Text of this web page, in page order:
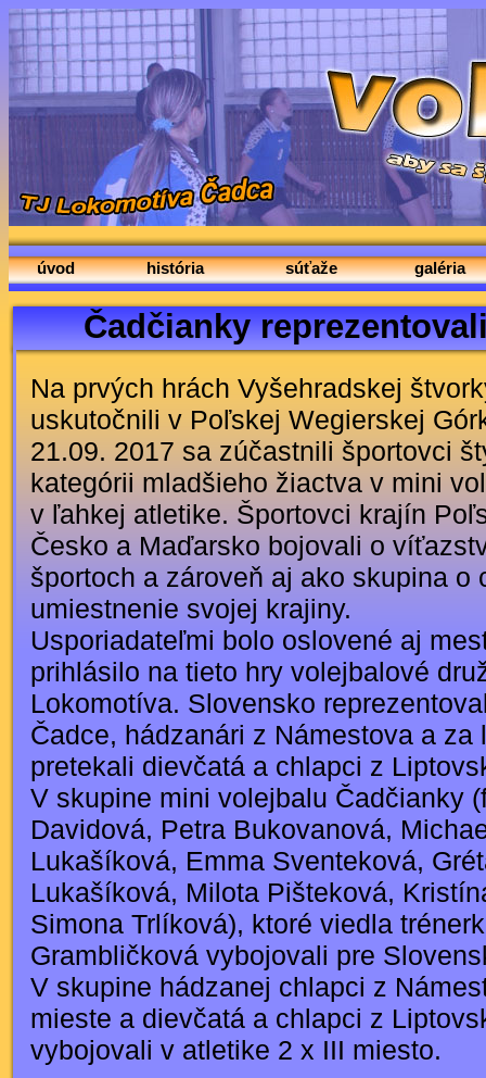
úvod história súťaže galéria
Čadčianky
Na prvých hrách Vyšehradskej
uskutočnili v Poľskej Wegierskej
21.09. 2017 sa zúčastnili športovci
kategórii mladšieho žiactva v mini
v ľahkej atletike. Športovci krajín
Česko a Maďarsko bojovali o
športoch a zároveň aj ako skupina o
umiestnenie svojej krajiny.
Usporiadateľmi bolo oslovené aj
prihlásilo na tieto hry volejbalové
Lokomotíva. Slovensko
Čadce, hádzanári z Námestova a za
pretekali dievčatá a chlapci z
V skupine mini volejbalu Čadčianky
Davidová, Petra Bukovanová,
Lukašíková, Emma Sventeková,
Lukašíková, Milota Pišteková,
Simona Trlíková), ktoré viedla
Grambličková vybojovali pre
V skupine hádzanej chlapci z
mieste a dievčatá a chlapci z
vybojovali v atletike 2 x III miesto.